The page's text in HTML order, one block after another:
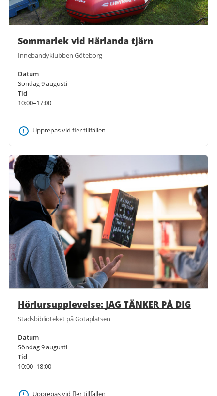
Sommarlek vid Härlanda tjärn
Innebandyklubben Göteborg
Datum
Söndag 9 augusti
Tid
10:00–17:00
Upprepas vid fler tillfällen
Hörlursupplevelse: JAG TÄNKER PÅ DIG
Stadsbiblioteket på Götaplatsen
Datum
Söndag 9 augusti
Tid
10:00–18:00
Upprepas vid fler tillfällen